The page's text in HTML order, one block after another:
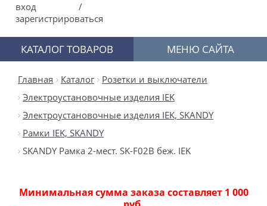
вход
/
зарегистрироваться
КАТАЛОГ ТОВАРОВ МЕНЮ САЙТА
Главная Каталог
Розетки и выключатели
Электроустановочные изделия IEK
Электроустановочные изделия IEK, SKANDY
Рамки IEK, SKANDY
SKANDY Рамка 2-мест. SK-F02B беж. IEK
Минимальная сумма заказа составляет 1 000